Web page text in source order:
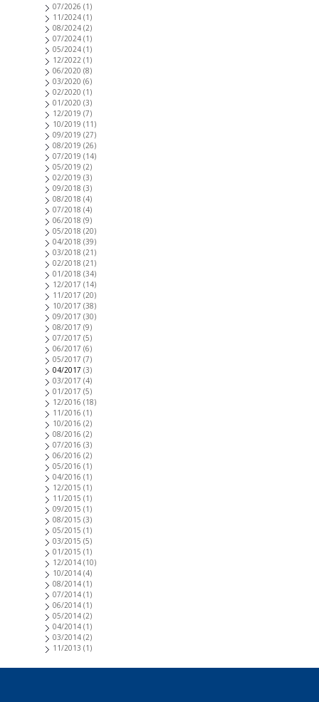
07/2026 (1)
11/2024 (1)
08/2024 (2)
07/2024 (1)
05/2024 (1)
12/2022 (1)
06/2020 (8)
03/2020 (6)
02/2020 (1)
01/2020 (3)
12/2019 (7)
10/2019 (11)
09/2019 (27)
08/2019 (26)
07/2019 (14)
05/2019 (2)
02/2019 (3)
09/2018 (3)
08/2018 (4)
07/2018 (4)
06/2018 (9)
05/2018 (20)
04/2018 (39)
03/2018 (21)
02/2018 (21)
01/2018 (34)
12/2017 (14)
11/2017 (20)
10/2017 (38)
09/2017 (30)
08/2017 (9)
07/2017 (5)
06/2017 (6)
05/2017 (7)
04/2017 (3)
03/2017 (4)
01/2017 (5)
12/2016 (18)
11/2016 (1)
10/2016 (2)
08/2016 (2)
07/2016 (3)
06/2016 (2)
05/2016 (1)
04/2016 (1)
12/2015 (1)
11/2015 (1)
09/2015 (1)
08/2015 (3)
05/2015 (1)
03/2015 (5)
01/2015 (1)
12/2014 (10)
10/2014 (4)
08/2014 (1)
07/2014 (1)
06/2014 (1)
05/2014 (2)
04/2014 (1)
03/2014 (2)
11/2013 (1)